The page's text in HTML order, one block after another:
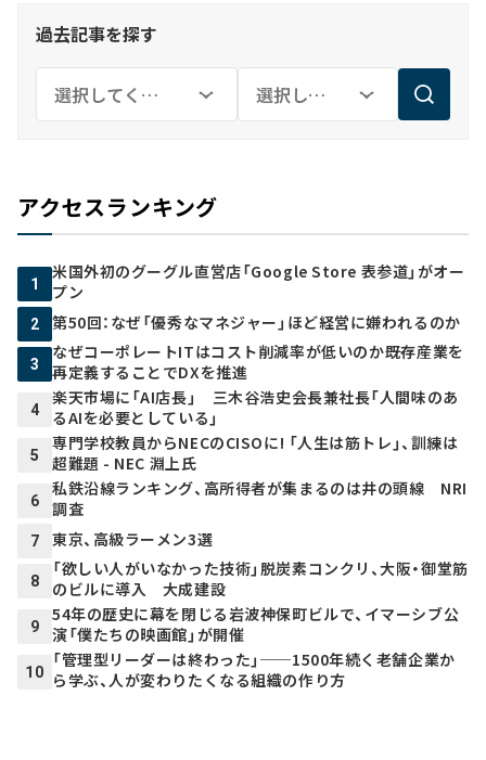
過去記事を探す
アクセスランキング
1
米国外初のグーグル直営店「Google Store 表参道」がオー
プン
2 第50回：なぜ「優秀なマネジャー」ほど経営に嫌われるのか
3
なぜコーポレートITはコスト削減率が低いのか――既存産業を
再定義することでDXを推進
4
楽天市場に「AI店長」 三木谷浩史会長兼社長「人間味のあ
るAIを必要としている」
5
専門学校教員からNECのCISOに! 「人生は筋トレ」、訓練は
超難題 - NEC 淵上氏
6
私鉄沿線ランキング、高所得者が集まるのは井の頭線 NRI
調査
7 東京、高級ラーメン3選
8
「欲しい人がいなかった技術」脱炭素コンクリ、大阪・御堂筋
のビルに導入 大成建設
9
54年の歴史に幕を閉じる岩波神保町ビルで、イマーシブ公
演「僕たちの映画館」が開催
10
「管理型リーダーは終わった」──1500年続く老舗企業か
ら学ぶ、人が変わりたくなる組織の作り方